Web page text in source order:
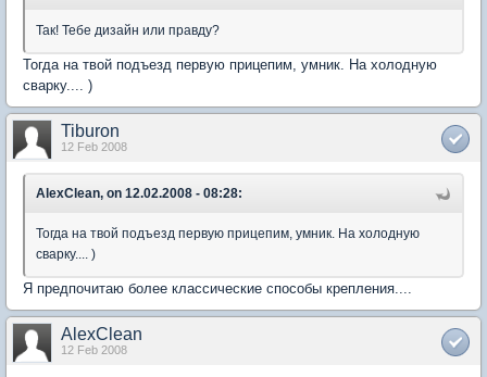
Так! Тебе дизайн или правду?
Тогда на твой подъезд первую прицепим, умник. На холодную
сварку.... )
Tiburon
12 Feb 2008
AlexClean, on 12.02.2008 - 08:28:
Тогда на твой подъезд первую прицепим, умник. На холодную
сварку.... )
Я предпочитаю более классические способы крепления....
AlexClean
12 Feb 2008